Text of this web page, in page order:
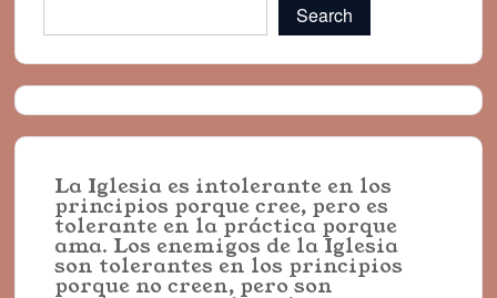
Search
La Iglesia es intolerante en los
principios porque cree, pero es
tolerante en la práctica porque
ama. Los enemigos de la Iglesia
son tolerantes en los principios
porque no creen, pero son